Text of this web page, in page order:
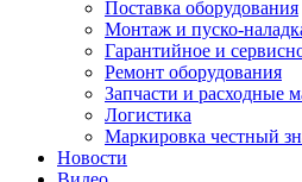
Поставка оборудования
Монтаж и пуско-
Гарантийное и
Ремонт оборудования
Запчасти и расходные
Логистика
Маркировка честный
Новости